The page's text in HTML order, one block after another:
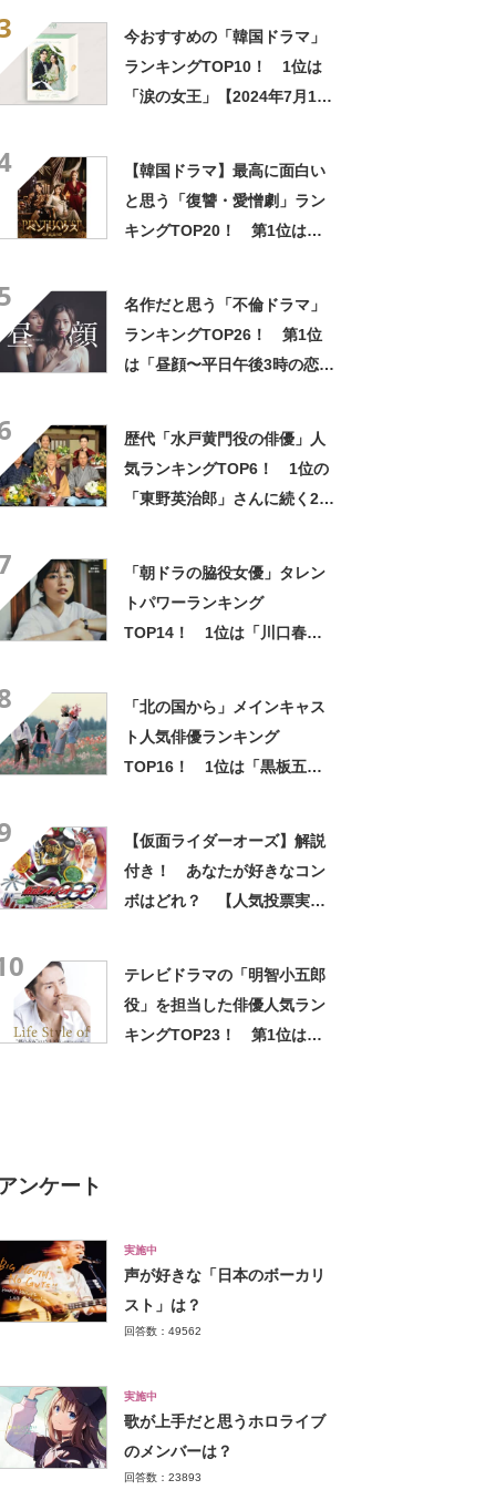
今おすすめの「韓国ドラマ」
ランキングTOP10！ 1位は
「涙の女王」【2024年7月16
【韓国ドラマ】最高に面白い
と思う「復讐・愛憎劇」ラン
キングTOP20！ 第1位は
名作だと思う「不倫ドラマ」
ランキングTOP26！ 第1位
は「昼顔〜平日午後3時の恋人
歴代「水戸黄門役の俳優」人
気ランキングTOP6！ 1位の
「東野英治郎」さんに続く2位
「朝ドラの脇役女優」タレン
トパワーランキング
TOP14！ 1位は「川口春
「北の国から」メインキャス
ト人気俳優ランキング
TOP16！ 1位は「黒板五郎
【仮面ライダーオーズ】解説
付き！ あなたが好きなコン
ボはどれ？ 【人気投票実施
テレビドラマの「明智小五郎
役」を担当した俳優人気ラン
キングTOP23！ 第1位は
アンケート
実施中
声が好きな「日本のボーカリ
スト」は？
回答数：49562
実施中
歌が上手だと思うホロライブ
のメンバーは？
回答数：23893